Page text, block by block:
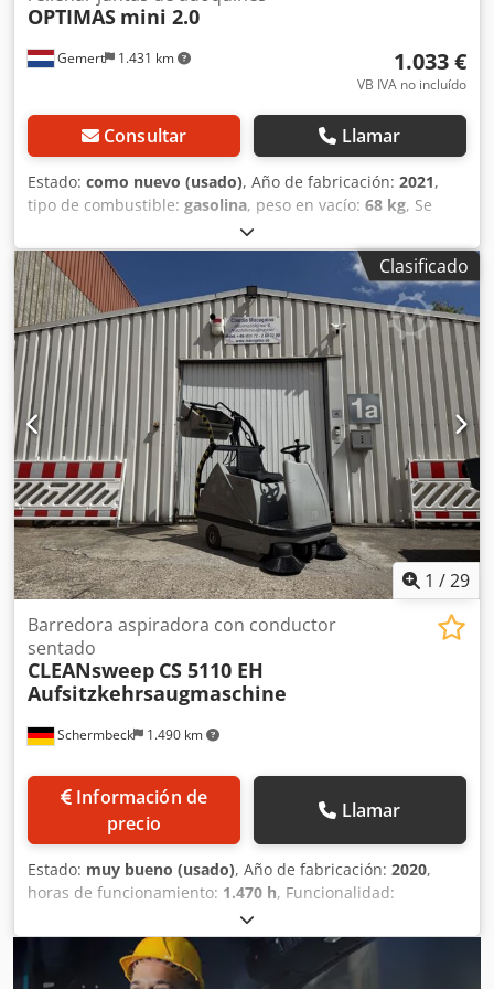
Gemert 1.431 km
OPTIMAS mini 2.0
1.033 €
VB IVA no incluído
Consultar Llamar
Estado: como nuevo (usado), Año de fabricación: 2021,
tipo de combustible: gasolina, peso en vacío: 68 kg, Se
venden varias máquinas para rellenar juntas, en excelente
estado: Peso: 68 kg Motor Honda, de gasolina con conexión
para agua. 8 cepillos. Altura ajustable. Precio: 1.250 €, IVA
incluido. Djdpfjzc R Ucsx Aqleck ¡Varias unidades
disponibles!
Clasificado
1 /29
Schermbeck 1.490 km
Barredora aspiradora con conductor
sentado
CLEANsweep CS 5110 EH
Aufsitzkehrsaugmaschine
Información de
precio
Llamar
Estado: muy bueno (usado), Año de fabricación: 2020,
horas de funcionamiento: 1.470 h, Funcionalidad:
, tipo de combustible:
color:gris, CLEANsweep CS 5110 EH / Stolzenberg Twin Top
TT 1100 / E – barredora-aspiradora de conducción